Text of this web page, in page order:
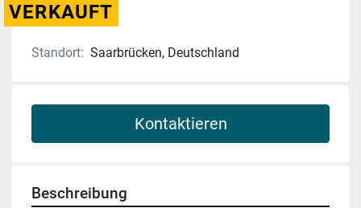
VERKAUFT
Standort: Saarbrücken, Deutschland
Kontaktieren
Beschreibung